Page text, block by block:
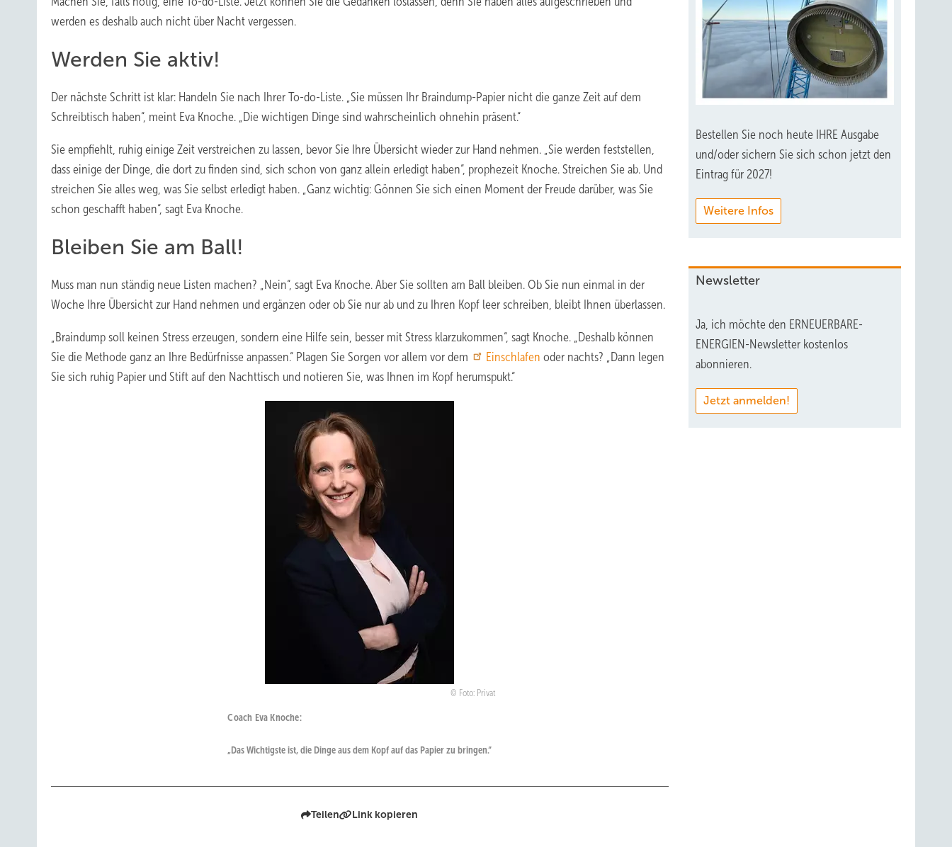
werden es deshalb auch nicht über Nacht vergessen.
Werden Sie aktiv!
Der nächste Schritt ist klar: Handeln Sie nach Ihrer To-do-Liste. „Sie müssen Ihr Braindump-Papier nicht die ganze Zeit auf dem
Schreibtisch haben“, meint Eva Knoche. „Die wichtigen Dinge sind wahrscheinlich ohnehin präsent.“
Sie empfiehlt, ruhig einige Zeit verstreichen zu lassen, bevor Sie Ihre Übersicht wieder zur Hand nehmen. „Sie werden feststellen,
dass einige der Dinge, die dort zu finden sind, sich schon von ganz allein erledigt haben“, prophezeit Knoche. Streichen Sie ab. Und
streichen Sie alles weg, was Sie selbst erledigt haben. „Ganz wichtig: Gönnen Sie sich einen Moment der Freude darüber, was Sie
schon geschafft haben“, sagt Eva Knoche.
Bleiben Sie am Ball!
Muss man nun ständig neue Listen machen? „Nein“, sagt Eva Knoche. Aber Sie sollten am Ball bleiben. Ob Sie nun einmal in der
Woche Ihre Übersicht zur Hand nehmen und ergänzen oder ob Sie nur ab und zu Ihren Kopf leer schreiben, bleibt Ihnen überlassen.
„Braindump soll keinen Stress erzeugen, sondern eine Hilfe sein, besser mit Stress klarzukommen“, sagt Knoche. „Deshalb können
Sie die Methode ganz an Ihre Bedürfnisse anpassen.“ Plagen Sie Sorgen vor allem vor dem
Einschlafen oder nachts? „Dann legen
Sie sich ruhig Papier und Stift auf den Nachttisch und notieren Sie, was Ihnen im Kopf herumspukt.“
Foto: Privat
Coach Eva Knoche:
„Das Wichtigste ist, die Dinge aus dem Kopf auf das Papier zu bringen.“
Teilen Link kopieren
Bestellen Sie noch heute IHRE Ausgabe
und/oder sichern Sie sich schon jetzt den
Eintrag für 2027!
Weitere Infos
Newsletter
Ja, ich möchte den ERNEUERBARE-
ENERGIEN-Newsletter kostenlos
abonnieren.
Jetzt anmelden!